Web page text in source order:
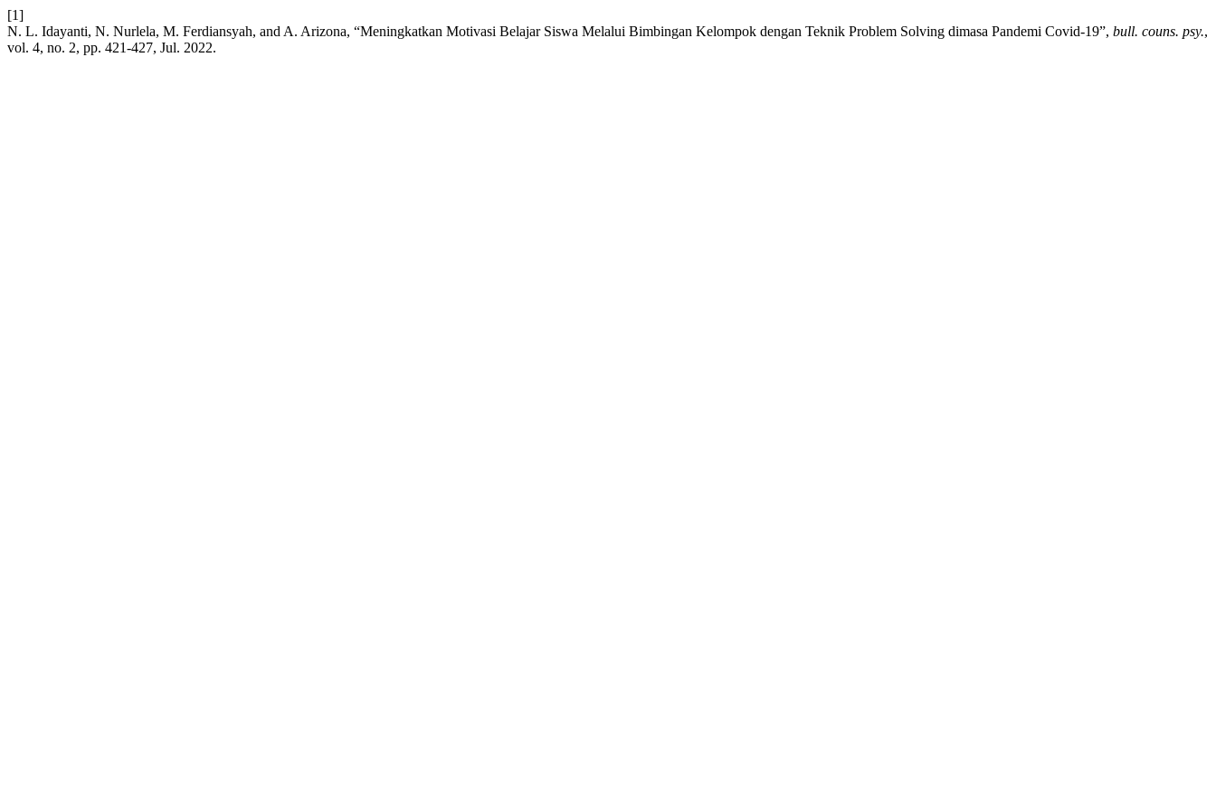
[1]
N. L. Idayanti, N. Nurlela, M. Ferdiansyah, and A. Arizona, “Meningkatkan Motivasi Belajar Siswa Melalui Bimbingan Kelompok dengan Teknik Problem Solving dimasa Pandemi Covid-19”, bull. couns. psy.,
vol. 4, no. 2, pp. 421-427, Jul. 2022.